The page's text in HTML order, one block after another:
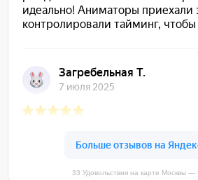
33 Удовольствия на карте Москвы —